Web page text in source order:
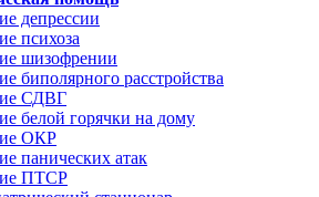
депрессии
психоза
шизофрении
биполярного расстройства
СДВГ
белой горячки на дому
ОКР
панических атак
ПТСР